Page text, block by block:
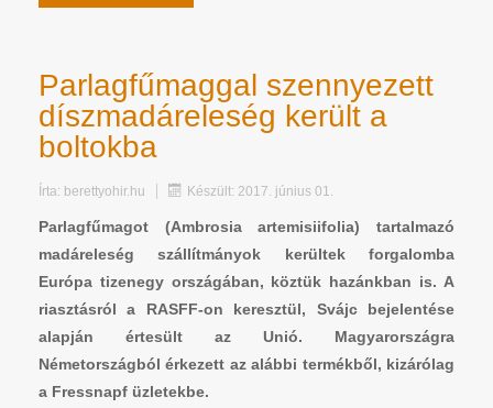
Parlagfűmaggal szennyezett
díszmadáreleség került a
boltokba
Írta: berettyohir.hu Készült: 2017. június 01.
Parlagfűmagot (Ambrosia artemisiifolia) tartalmazó
madáreleség szállítmányok kerültek forgalomba
Európa tizenegy országában, köztük hazánkban is. A
riasztásról a RASFF-on keresztül, Svájc bejelentése
alapján értesült az Unió. Magyarországra
Németországból érkezett az alábbi termékből, kizárólag
a Fressnapf üzletekbe.